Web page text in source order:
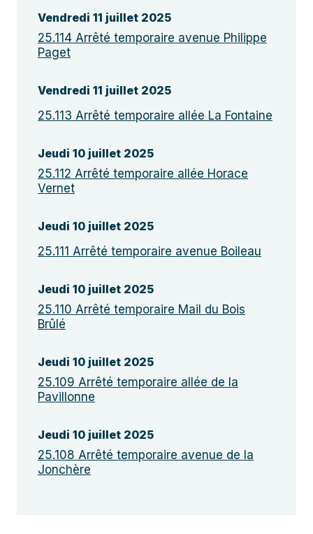
Vendredi 11 juillet 2025
25.114 Arrêté temporaire avenue Philippe
Paget
Vendredi 11 juillet 2025
25.113 Arrêté temporaire allée La Fontaine
Jeudi 10 juillet 2025
25.112 Arrêté temporaire allée Horace
Vernet
Jeudi 10 juillet 2025
25.111 Arrêté temporaire avenue Boileau
Jeudi 10 juillet 2025
25.110 Arrêté temporaire Mail du Bois
Brûlé
Jeudi 10 juillet 2025
25.109 Arrêté temporaire allée de la
Pavillonne
Jeudi 10 juillet 2025
25.108 Arrêté temporaire avenue de la
Jonchère